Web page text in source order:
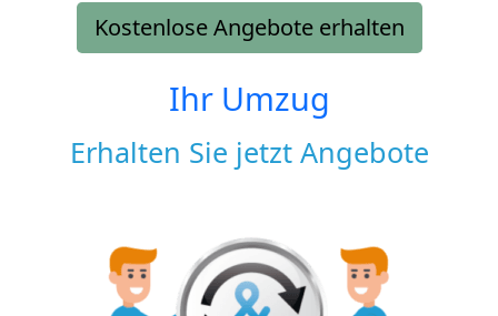
Kostenlose Angebote erhalten
Ihr Umzug
Erhalten Sie jetzt Angebote